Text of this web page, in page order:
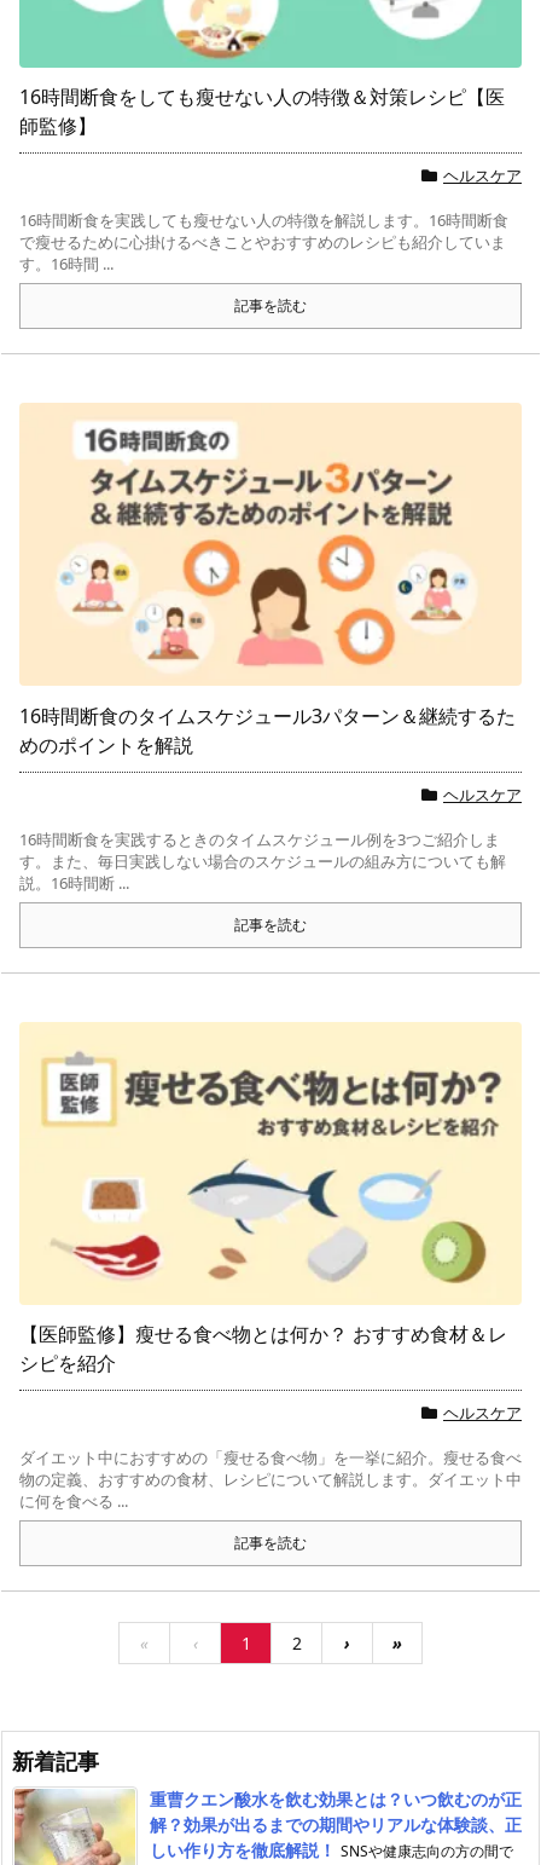
16時間断食をしても瘦せない人の特徴＆対策レシピ【医
師監修】
ヘルスケア
16時間断食を実践しても瘦せない人の特徴を解説します。16時間断食
で瘦せるために心掛けるべきことやおすすめのレシピも紹介していま
す。16時間 ...
記事を読む
16時間断食のタイムスケジュール3パターン＆継続するた
めのポイントを解説
ヘルスケア
16時間断食を実践するときのタイムスケジュール例を3つご紹介しま
す。また、毎日実践しない場合のスケジュールの組み方についても解
説。16時間断 ...
記事を読む
【医師監修】瘦せる食べ物とは何か？ おすすめ食材＆レ
シピを紹介
ヘルスケア
ダイエット中におすすめの「瘦せる食べ物」を一挙に紹介。瘦せる食べ
物の定義、おすすめの食材、レシピについて解説します。ダイエット中
に何を食べる ...
記事を読む
« ‹ 1 2 › »
新着記事
重曹クエン酸水を飲む効果とは？いつ飲むのが正
解？効果が出るまでの期間やリアルな体験談、正
しい作り方を徹底解説！ SNSや健康志向の方の間で